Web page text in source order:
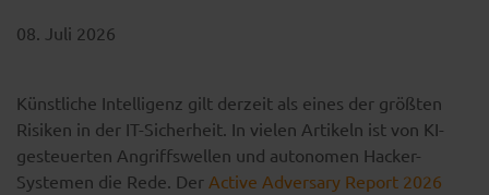
08. Juli 2026
Künstliche Intelligenz gilt derzeit als eines der größten
Risiken in der IT-Sicherheit. In vielen Artikeln ist von KI-
gesteuerten Angriffswellen und autonomen Hacker-
Systemen die Rede. Der Active Adversary Report 2026